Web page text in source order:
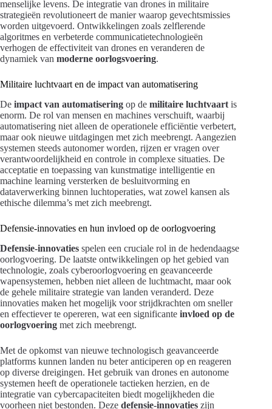
menselijke levens. De integratie van drones in militaire
strategieën revolutioneert de manier waarop gevechtsmissies
worden uitgevoerd. Ontwikkelingen zoals zelflerende
algoritmes en verbeterde communicatietechnologieën
verhogen de effectiviteit van drones en veranderen de
dynamiek van moderne oorlogsvoering.
Militaire luchtvaart en de impact van automatisering
De impact van automatisering op de militaire luchtvaart is
enorm. De rol van mensen en machines verschuift, waarbij
automatisering niet alleen de operationele efficiëntie verbetert,
maar ook nieuwe uitdagingen met zich meebrengt. Aangezien
systemen steeds autonomer worden, rijzen er vragen over
verantwoordelijkheid en controle in complexe situaties. De
acceptatie en toepassing van kunstmatige intelligentie en
machine learning versterken de besluitvorming en
dataverwerking binnen luchtoperaties, wat zowel kansen als
ethische dilemma’s met zich meebrengt.
Defensie-innovaties en hun invloed op de oorlogvoering
Defensie-innovaties spelen een cruciale rol in de hedendaagse
oorlogvoering. De laatste ontwikkelingen op het gebied van
technologie, zoals cyberoorlogvoering en geavanceerde
wapensystemen, hebben niet alleen de luchtmacht, maar ook
de gehele militaire strategie van landen veranderd. Deze
innovaties maken het mogelijk voor strijdkrachten om sneller
en effectiever te opereren, wat een significante invloed op de
oorlogvoering met zich meebrengt.
Met de opkomst van nieuwe technologisch geavanceerde
platforms kunnen landen nu beter anticiperen op en reageren
op diverse dreigingen. Het gebruik van drones en autonome
systemen heeft de operationele tactieken herzien, en de
integratie van cybercapaciteiten biedt mogelijkheden die
voorheen niet bestonden. Deze defensie-innovaties zijn